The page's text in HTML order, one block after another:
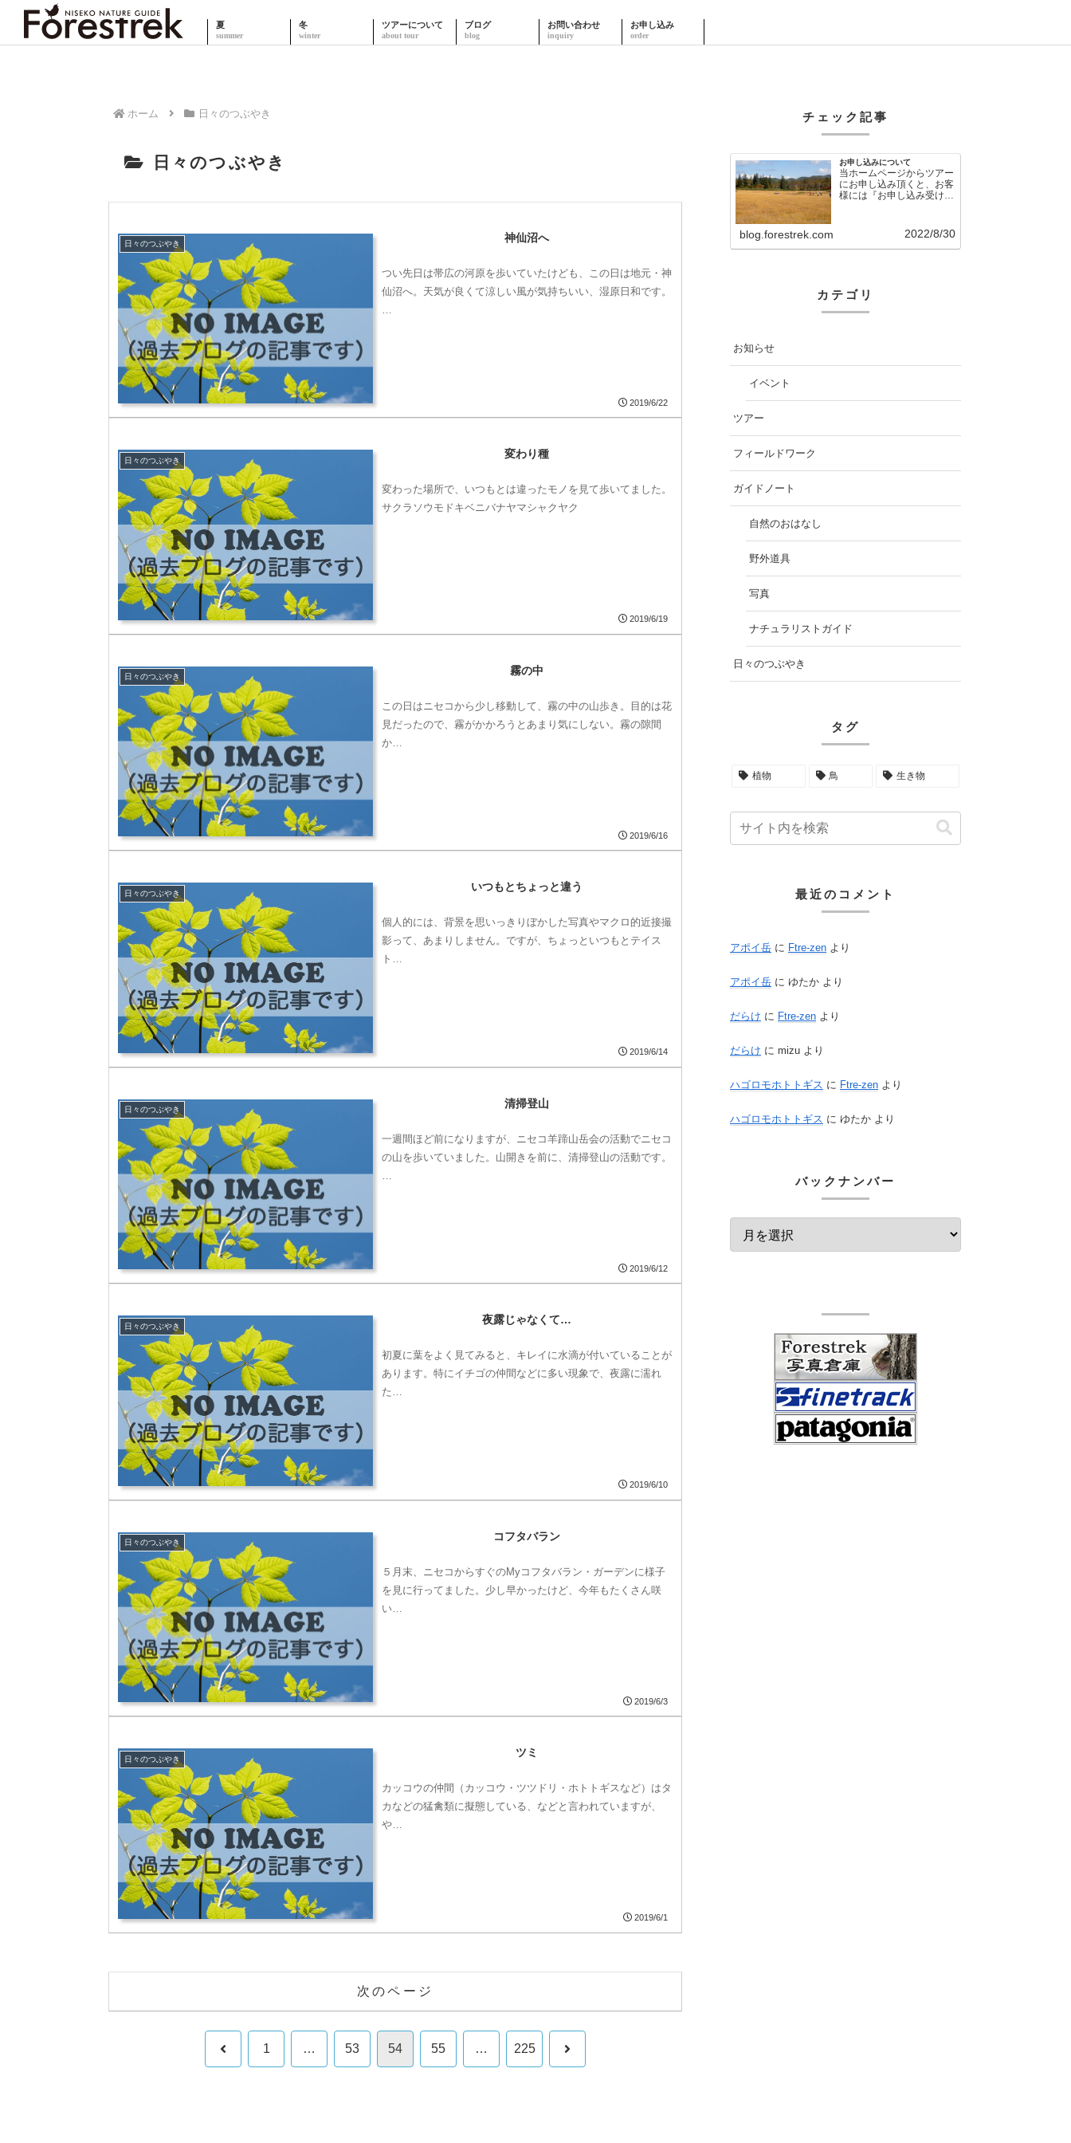
夏 冬 ツアーについて ブログ お問い合わせ お申し込み
ホーム 日々のつぶやき
日々のつぶやき
日々のつぶやき 神仙沼へ
つい先日は帯広の河原を歩いていたけども、この日は地元・神
仙沼へ。天気が良くて涼しい風が気持ちいい、湿原日和です。
2019/6/22
日々のつぶやき 変わり種
変わった場所で、いつもとは違ったモノを見て歩いてました。
サクラソウモドキベニバナヤマシャクヤク
2019/6/19
日々のつぶやき 霧の中
この日はニセコから少し移動して、霧の中の山歩き。目的は花
見だったので、霧がかかろうとあまり気にしない。霧の隙間
か…
2019/6/16
日々のつぶやき いつもとちょっと違う
個人的には、背景を思いっきりぼかした写真やマクロ的近接撮
影って、あまりしません。ですが、ちょっといつもとテイス
ト…
2019/6/14
日々のつぶやき 清掃登山
一週間ほど前になりますが、ニセコ羊蹄山岳会の活動でニセコ
の山を歩いていました。山開きを前に、清掃登山の活動です。
2019/6/12
日々のつぶやき 夜露じゃなくて…
初夏に葉をよく見てみると、キレイに水滴が付いていることが
あります。特にイチゴの仲間などに多い現象で、夜露に濡れ
た…
2019/6/10
日々のつぶやき コフタバラン
５月末、ニセコからすぐのMyコフタバラン・ガーデンに様子
を見に行ってました。少し早かったけど、今年もたくさん咲
い…
2019/6/3
日々のつぶやき ツミ
カッコウの仲間（カッコウ・ツツドリ・ホトトギスなど）はタ
カなどの猛禽類に擬態している、などと言われていますが、
や…
2019/6/1
次のページ
前 1 … 53 54 55 … 225 次
チェック記事
お申し込みについて
当ホームページからツアー
にお申し込み頂くと、お客
様には『お申し込み受け付
blog.forestrek.com 2022/8/30
カテゴリ
お知らせ
イベント
ツアー
フィールドワーク
ガイドノート
自然のおはなし
野外道具
写真
ナチュラリストガイド
日々のつぶやき
タグ
植物 鳥 生き物
最近のコメント
アポイ岳 に Ftre-zen より
アポイ岳 に ゆたか より
だらけ に Ftre-zen より
だらけ に mizu より
ハゴロモホトトギス に Ftre-zen より
ハゴロモホトトギス に ゆたか より
バックナンバー